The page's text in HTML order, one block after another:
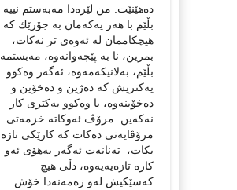
ده‌هێنێت. من لێره‌دا مه‌به‌ستم نییه‌
بڵێم با هه‌ر یه‌كه‌مان به‌ جۆرێك كه‌
هیچكاممان له‌ ئه‌وه‌ی تر نه‌كات،
بمرین، نا به‌ پێچه‌وانه‌وه‌، مه‌بستمه‌
بڵێم، به‌لانیكه‌مه‌وه‌، ئه‌گه‌ر وه‌كوو
یه‌كتریش كه‌ ده‌ژین و ده‌خۆین و
ده‌خۆینه‌وه‌، با وه‌كوو یه‌كتری كار
نه‌كه‌ین. مرۆڤ ئه‌وكاته‌ خزمه‌تی
مرۆڤایه‌تی ده‌كات كه‌ كارێكی تازه‌
بكات، ته‌نانه‌ت ئه‌گه‌ر به‌هۆی ئه‌و
كاره تازه‌یه‌یه‌وه‌، دڵی هیچ
كه‌سێكیش له‌و زه‌مه‌نه‌دا خۆش